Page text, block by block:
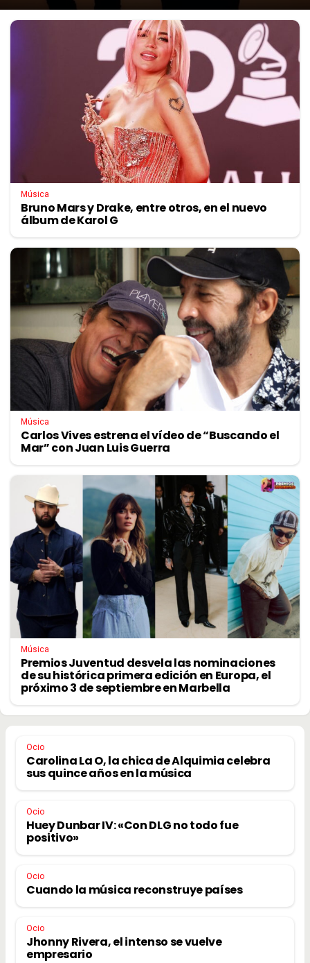
Música
Bruno Mars y Drake, entre otros, en el nuevo
álbum de Karol G
Música
Carlos Vives estrena el vídeo de “Buscando el
Mar” con Juan Luis Guerra
Música
Premios Juventud desvela las nominaciones
de su histórica primera edición en Europa, el
próximo 3 de septiembre en Marbella
Ocio
Carolina La O, la chica de Alquimia celebra
sus quince años en la música
Ocio
Huey Dunbar IV: «Con DLG no todo fue
positivo»
Ocio
Cuando la música reconstruye países
Ocio
Jhonny Rivera, el intenso se vuelve
empresario